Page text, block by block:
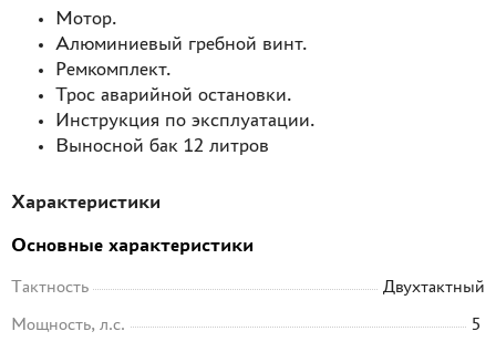
Мотор.
Алюминиевый гребной винт.
Ремкомплект.
Трос аварийной остановки.
Инструкция по эксплуатации.
Выносной бак 12 литров
Характеристики
Основные характеристики
Тактность
Двухтактный
Мощность, л.с.
5